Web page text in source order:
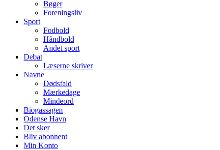
Bøger
Foreningsliv
Sport
Fodbold
Håndbold
Andet sport
Debat
Læserne skriver
Navne
Dødsfald
Mærkedage
Mindeord
Biogassagen
Odense Havn
Det sker
Bliv abonnent
Min Konto